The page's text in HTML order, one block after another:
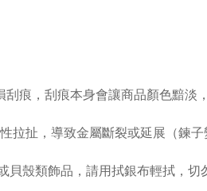
痕，刮痕本身會讓商品顏色黯淡
拉扯，導致金屬斷裂或延展（鍊
殼類飾品，請用拭銀布輕拭，切